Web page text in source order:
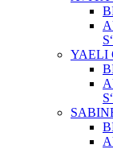
YAELI